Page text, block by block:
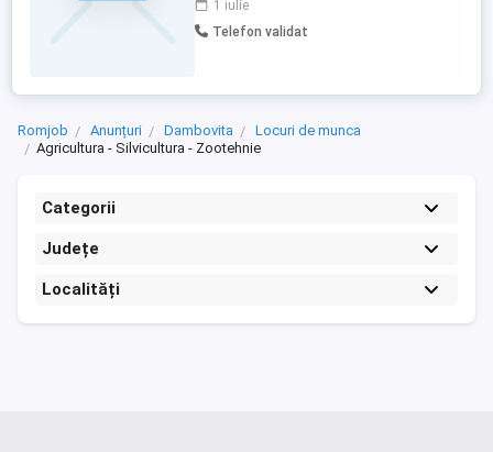
1 iulie
Telefon validat
Romjob Anunțuri Dambovita
Locuri de munca
Agricultura - Silvicultura - Zootehnie
Categorii
Județe
Localități